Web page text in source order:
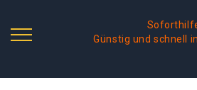
Günstig und schnell